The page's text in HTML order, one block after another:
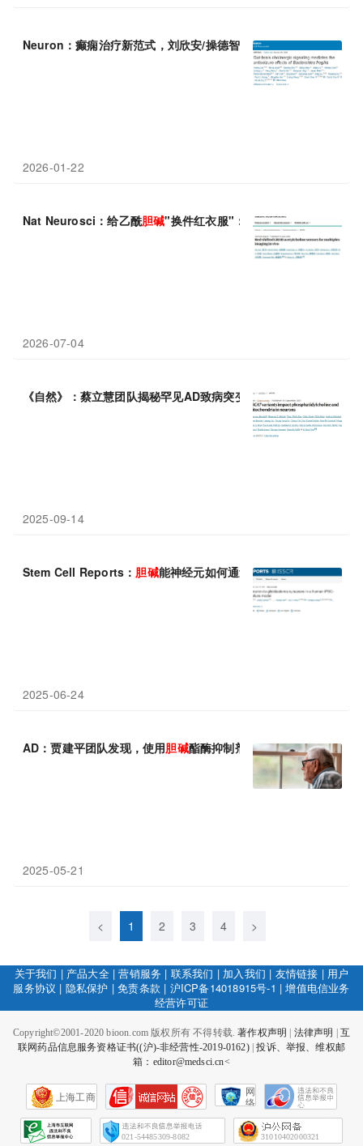
Neuron：癫痫治疗新范式，刘欣安/操德智/陈祖昕发现靶向“脆弱
2026-01-22
Nat Neurosci：给乙酰胆碱"换件红衣服"：北京大学李毓龙等团
2026-07-04
《自然》：蔡立慧团队揭秘罕见AD致病突变背后机制，CDP-
2025-09-14
Stem Cell Reports： 胆碱能神经元如何通过突触连接“喂养”胶质
2025-06-24
AD：贾建平团队发现，使用胆碱酯酶抑制剂与遗忘型轻度认知障
2025-05-21
< 1 2 3 4 >
关于我们 | 产品大全|营销服务 | 联系我们 | 加入我们 | 友情链接 | 用户
服务协议 | 隐私保护 |免责条款 | 沪ICP备14018915号-1 |增值电信业务
经营许可证
Copyright©2001-2020 bioon.com 版权所有 不得转载.著作权声明 法律声明
互
联网药品信息服务资格证书((沪)-非经营性-2019-0162)|投诉、举报、维权邮
箱：editor@medsci.cn<
上海工商
网
络
会
征
021-54485309-8082 31010402000321